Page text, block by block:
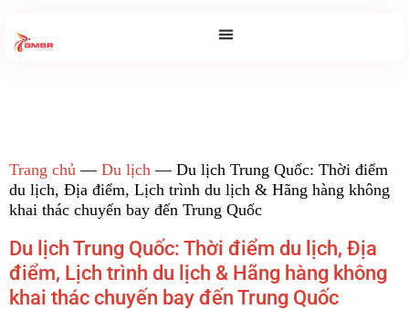
Trang chủ — Du lịch — Du lịch Trung Quốc: Thời điểm
du lịch, Địa điểm, Lịch trình du lịch & Hãng hàng không
khai thác chuyến bay đến Trung Quốc
Du lịch Trung Quốc: Thời điểm du lịch, Địa
điểm, Lịch trình du lịch & Hãng hàng không
khai thác chuyến bay đến Trung Quốc